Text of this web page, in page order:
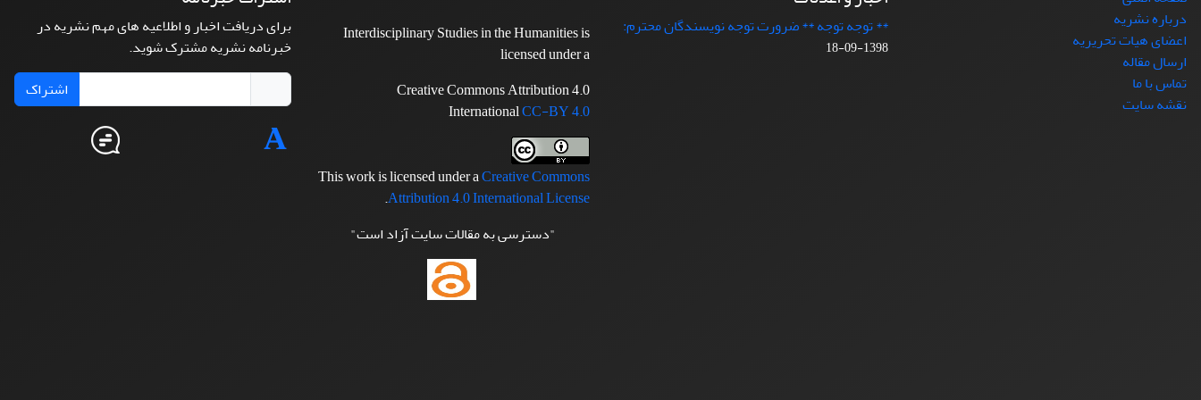
درباره نشریه
اعضای هیات تحریریه
ارسال مقاله
تماس با ما
نقشه سایت
** توجه توجه ** ضرورت توجه نویسندگان محترم:
1398-09-18
Interdisciplinary Studies in the Humanities is
licensed under a
Creative Commons Attribution 4.0
InternationalCC-BY 4.0
This work is licensed under aCreative Commons
Attribution 4.0 International License
.
"دسترسی به مقالات سایت آزاد است"
برای دریافت اخبار و اطلاعیه های مهم نشریه در
خبرنامه نشریه مشترک شوید.
اشتراک